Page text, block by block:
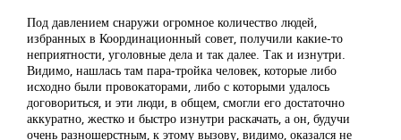
Под давлением снаружи огромное количество людей,
избранных в Координационный совет, получили какие-то
неприятности, уголовные дела и так далее. Так и изнутри.
Видимо, нашлась там пара-тройка человек, которые либо
исходно были провокаторами, либо с которыми удалось
договориться, и эти люди, в общем, смогли его достаточно
аккуратно, жестко и быстро изнутри раскачать, а он, будучи
очень разношерстным, к этому вызову, видимо, оказался не